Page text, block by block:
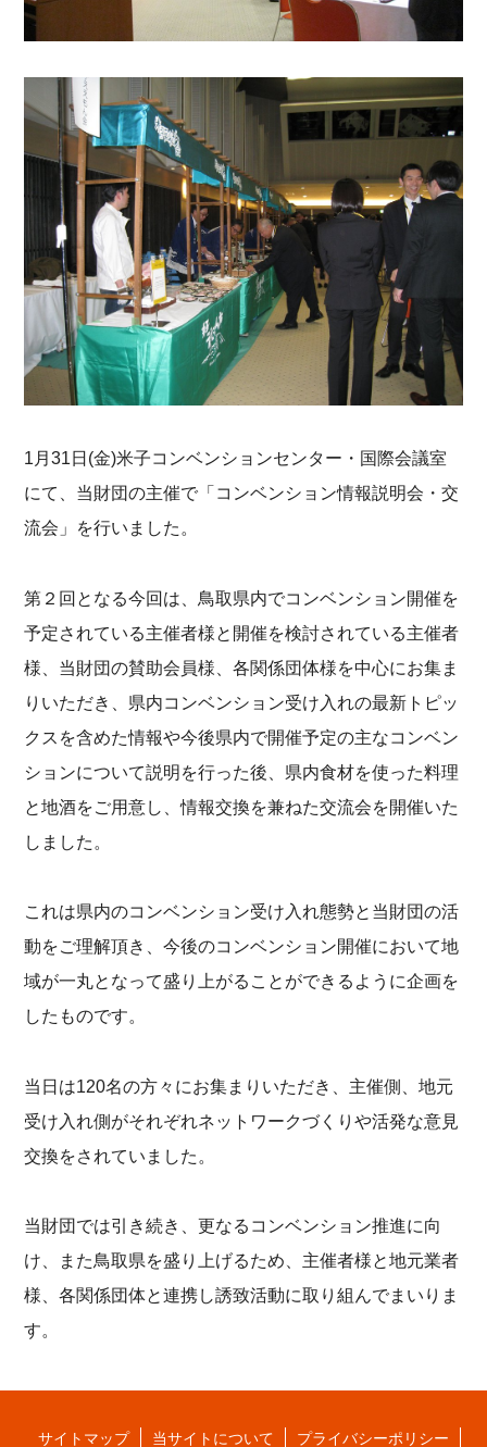
1月31日(金)米子コンベンションセンター・国際会議室
にて、当財団の主催で「コンベンション情報説明会・交
流会」を行いました。
第２回となる今回は、鳥取県内でコンベンション開催を
予定されている主催者様と開催を検討されている主催者
様、当財団の賛助会員様、各関係団体様を中心にお集ま
りいただき、県内コンベンション受け入れの最新トピッ
クスを含めた情報や今後県内で開催予定の主なコンベン
ションについて説明を行った後、県内食材を使った料理
と地酒をご用意し、情報交換を兼ねた交流会を開催いた
しました。
これは県内のコンベンション受け入れ態勢と当財団の活
動をご理解頂き、今後のコンベンション開催において地
域が一丸となって盛り上がることができるように企画を
したものです。
当日は120名の方々にお集まりいただき、主催側、地元
受け入れ側がそれぞれネットワークづくりや活発な意見
交換をされていました。
当財団では引き続き、更なるコンベンション推進に向
け、また鳥取県を盛り上げるため、主催者様と地元業者
様、各関係団体と連携し誘致活動に取り組んでまいりま
す。
サイトマップ 当サイトについて プライバシーポリシー